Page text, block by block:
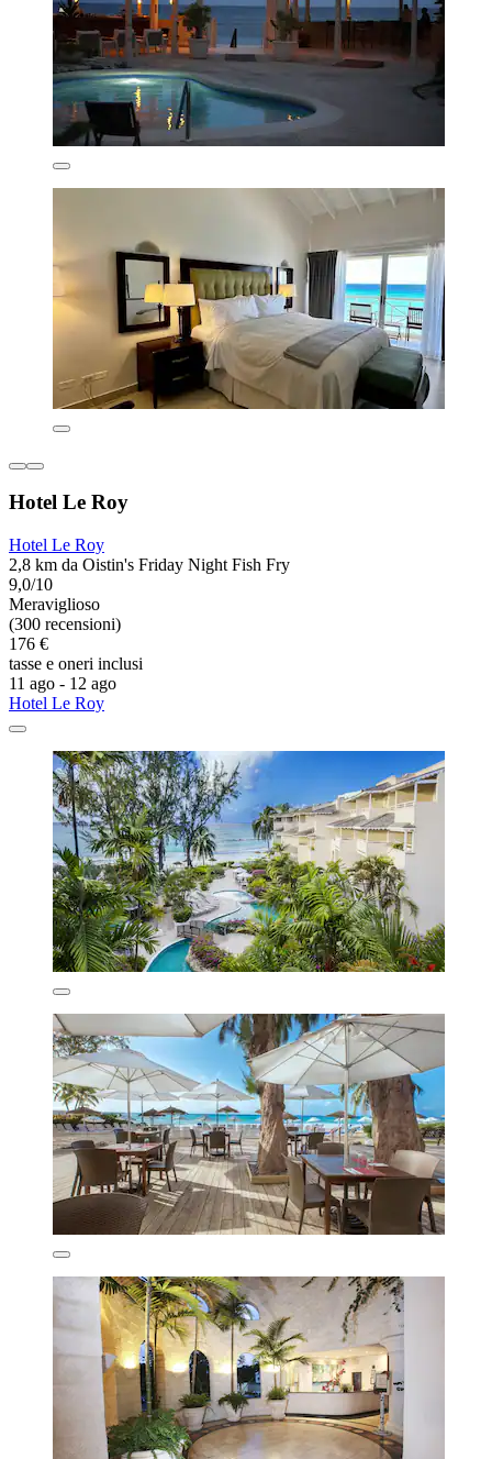
Hotel Le Roy
Hotel Le Roy
2,8 km da Oistin's Friday Night Fish Fry
9,0/10
Meraviglioso
(300 recensioni)
176 €
tasse e oneri inclusi
11 ago - 12 ago
Hotel Le Roy